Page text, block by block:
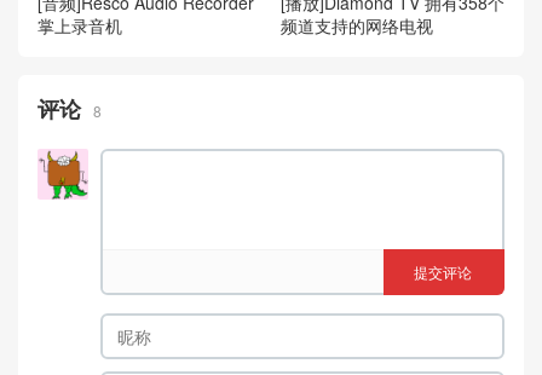
掌上录音机
频道支持的网络电视
评论 8
提交评论